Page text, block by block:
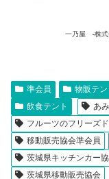
一乃屋 -株式
準会員 物販テン
飲食テント
あ
フルーツのフリーズ
移動販売協会準会員
茨城県キッチンカー
茨城県移動販売協会